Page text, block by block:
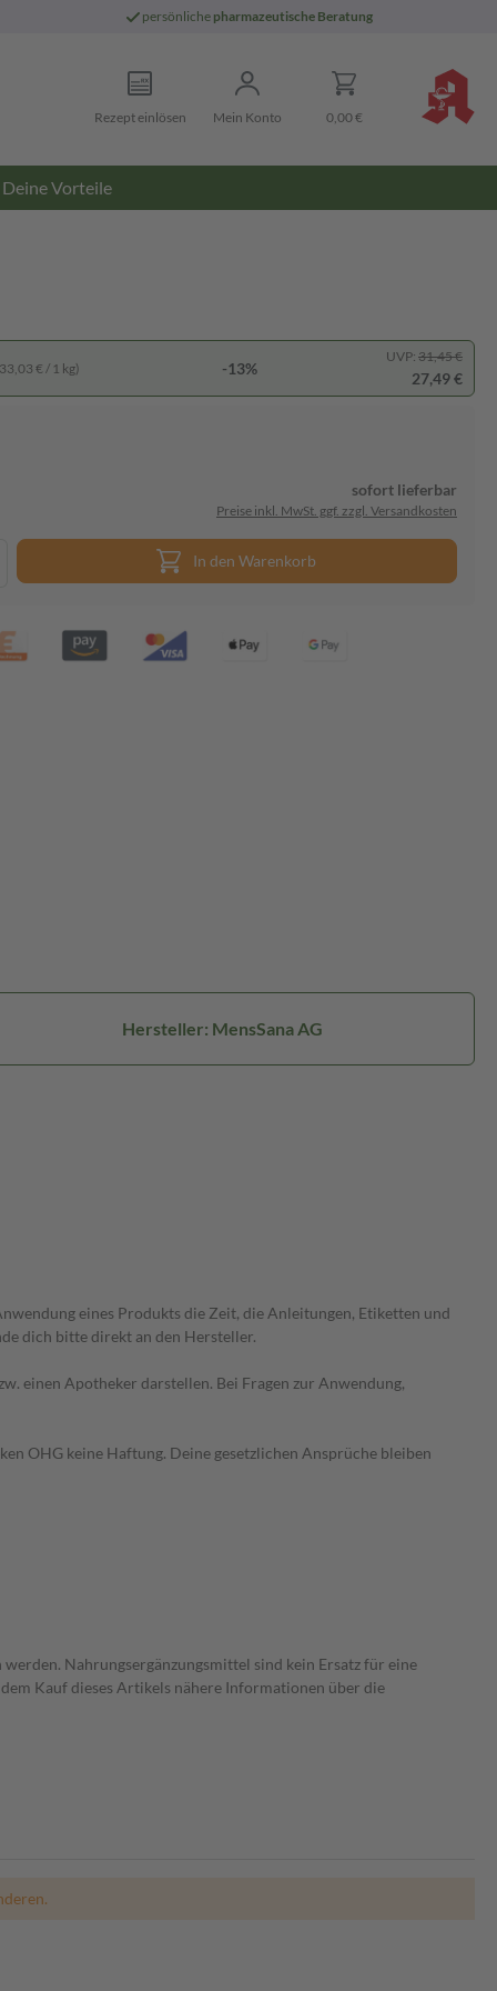
persönliche pharmazeutische Beratung
Rezept einlösen Mein Konto 0,00 €
Deine Vorteile
€ / 1 kg) -13%
UVP: 31,45 €
27,49 €
sofort lieferbar
Preise inkl. MwSt. ggf. zzgl. Versandkosten
In den Warenkorb
Hersteller: MensSana AG
eines Produkts die Zeit, die Anleitungen, Etiketten und
dich bitte direkt an den Hersteller.
einen Apotheker darstellen. Bei Fragen zur Anwendung,
OHG keine Haftung. Deine gesetzlichen Ansprüche bleiben
Nahrungsergänzungsmittel sind kein Ersatz für eine
Kauf dieses Artikels nähere Informationen über die